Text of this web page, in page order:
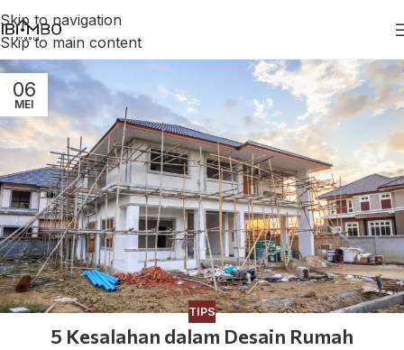
Skip to navigation
Skip to main content
06
MEI
TIPS
5 Kesalahan dalam Desain Rumah